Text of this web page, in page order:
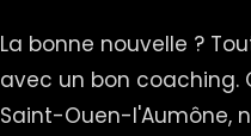
La bonne nouvelle ?
avec un bon coaching.
Saint-Ouen-l'Aumône,